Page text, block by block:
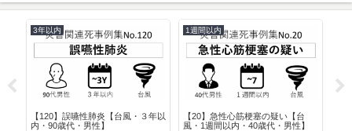
男性】
1週間以内
【1】虚血性心疾患【豪雨・1週間
以内・50歳代・男性】
50歳代
【32】内因性心臓死【地震・１か
月以内・50歳代・男性】